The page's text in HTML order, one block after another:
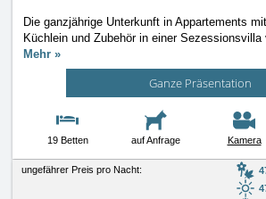
Die ganzjährige Unterkunft in Appartements
Küchlein und Zubehör in einer Sezessionsvilla
Mehr »
Ganze Präsentation
19 Betten auf Anfrage Kamera
ungefährer Preis pro Nacht: